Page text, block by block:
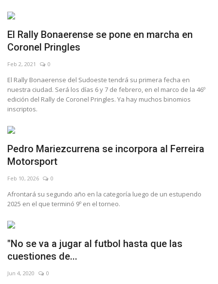
El Rally Bonaerense se pone en marcha en
Coronel Pringles
Feb 2, 2021 0
El Rally Bonaerense del Sudoeste tendrá su primera fecha en
nuestra ciudad. Será los días 6 y 7 de febrero, en el marco de la 46º
edición del Rally de Coronel Pringles. Ya hay muchos binomios
inscriptos.
Pedro Mariezcurrena se incorpora al Ferreira
Motorsport
Feb 10, 2026 0
Afrontará su segundo año en la categoría luego de un estupendo
2025 en el que terminó 9º en el torneo.
"No se va a jugar al futbol hasta que las
cuestiones de...
Jun 4, 2020 0